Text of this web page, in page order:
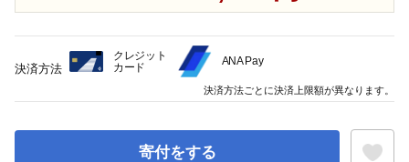
寄付をする
決済方法
クレジット
カード
ANA Pay
決済方法ごとに決済上限額が異なります。